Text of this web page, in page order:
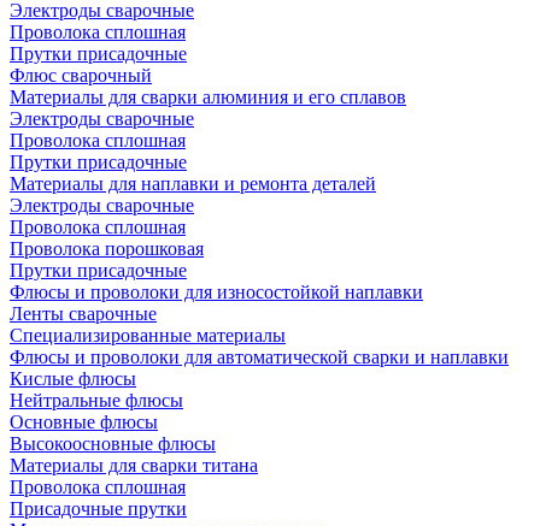
Электроды сварочные
Проволока сплошная
Прутки присадочные
Флюс сварочный
Материалы для сварки алюминия и его сплавов
Электроды сварочные
Проволока сплошная
Прутки присадочные
Материалы для наплавки и ремонта деталей
Электроды сварочные
Проволока сплошная
Проволока порошковая
Прутки присадочные
Флюсы и проволоки для износостойкой наплавки
Ленты сварочные
Специализированные материалы
Флюсы и проволоки для автоматической сварки и наплавки
Кислые флюсы
Нейтральные флюсы
Основные флюсы
Высокоосновные флюсы
Материалы для сварки титана
Проволока сплошная
Присадочные прутки